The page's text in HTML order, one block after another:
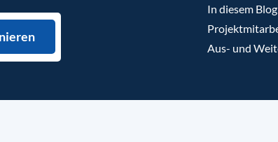
In diesem
Aus- und